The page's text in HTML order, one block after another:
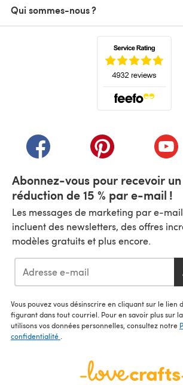
Qui sommes-nous ?
(s'ouvre dans un nouvel onglet)
(s'ouvre dans un
Abonnez-vous pour recevoir
réduction de 15 % par e-mail !
Les messages de marketing par e-
incluent des newsletters, des offres
modèles gratuits et plus encore.
Vous pouvez vous désinscrire en cliquant sur le lien
figurant dans tout courriel. Pour en savoir plus sur
utilisons vos données personnelles, consultez notre
confidentialité